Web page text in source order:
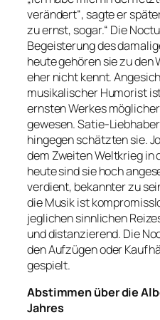
verändert“, sagte er
zu ernst, sogar.“ Die
Begeisterung des
heute gehören sie zu den
eher nicht kennt.
musikalischer Humorist
ernsten Werkes
gewesen. Satie-
hingegen schätzten sie.
dem Zweiten Weltkrieg in
heute sind sie hoch
verdient, bekannter zu
die Musik ist
jeglichen sinnlichen
und distanzierend. Die
den Aufzügen oder
gespielt.
Abstimmen über die
Jahres